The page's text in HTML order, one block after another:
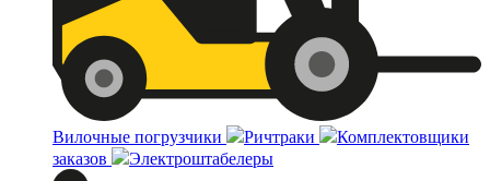
Вилочные погрузчики Ричтраки
Комплектовщики
заказов
Электроштабелеры